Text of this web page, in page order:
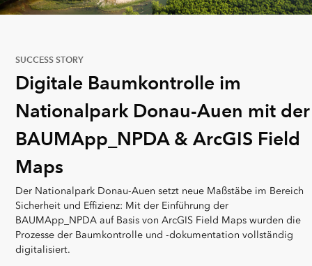
SUCCESS STORY
Digitale Baumkontrolle im
Nationalpark Donau-Auen mit der
BAUMApp_NPDA & ArcGIS Field
Maps
Der Nationalpark Donau-Auen setzt neue Maßstäbe im Bereich
Sicherheit und Effizienz: Mit der Einführung der
BAUMApp_NPDA auf Basis von ArcGIS Field Maps wurden die
Prozesse der Baumkontrolle und -dokumentation vollständig
digitalisiert.